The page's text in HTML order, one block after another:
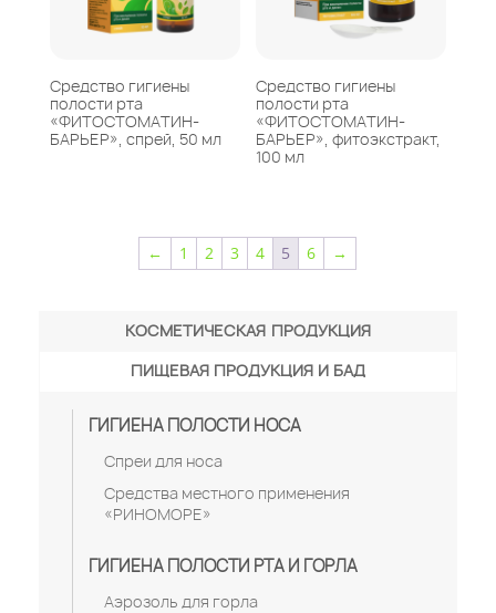
Средство гигиены
полости рта
«ФИТОСТОМАТИН-
БАРЬЕР», спрей, 50 мл
Средство гигиены
полости рта
«ФИТОСТОМАТИН-
БАРЬЕР», фитоэкстракт,
100 мл
← 1 2 3 4 5 6 →
КОСМЕТИЧЕСКАЯ ПРОДУКЦИЯ
ПИЩЕВАЯ ПРОДУКЦИЯ И БАД
ГИГИЕНА ПОЛОСТИ НОСА
Спреи для носа
Средства местного применения
«РИНОМОРЕ»
ГИГИЕНА ПОЛОСТИ РТА И ГОРЛА
Аэрозоль для горла